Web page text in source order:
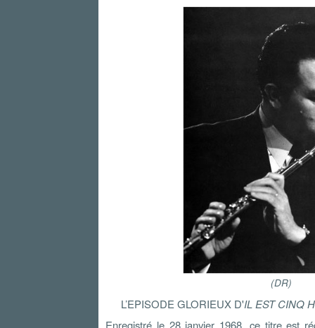
(DR)
L’EPISODE GLORIEUX D'IL EST CINQ
Enregistré le 28 janvier 1968, ce titre est